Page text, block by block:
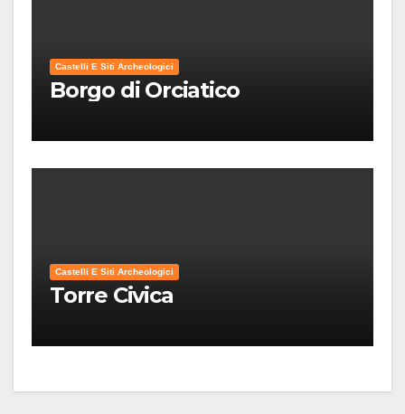
Castelli E Siti Archeologici
Borgo di Orciatico
Castelli E Siti Archeologici
Torre Civica